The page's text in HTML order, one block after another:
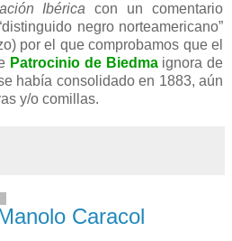
Ibérica con un comentario
negro norteamericano”
por el que comprobamos que el
Patrocinio de Biedmaignora de
había consolidado en 1883, aún
y/o comillas.
Caracol